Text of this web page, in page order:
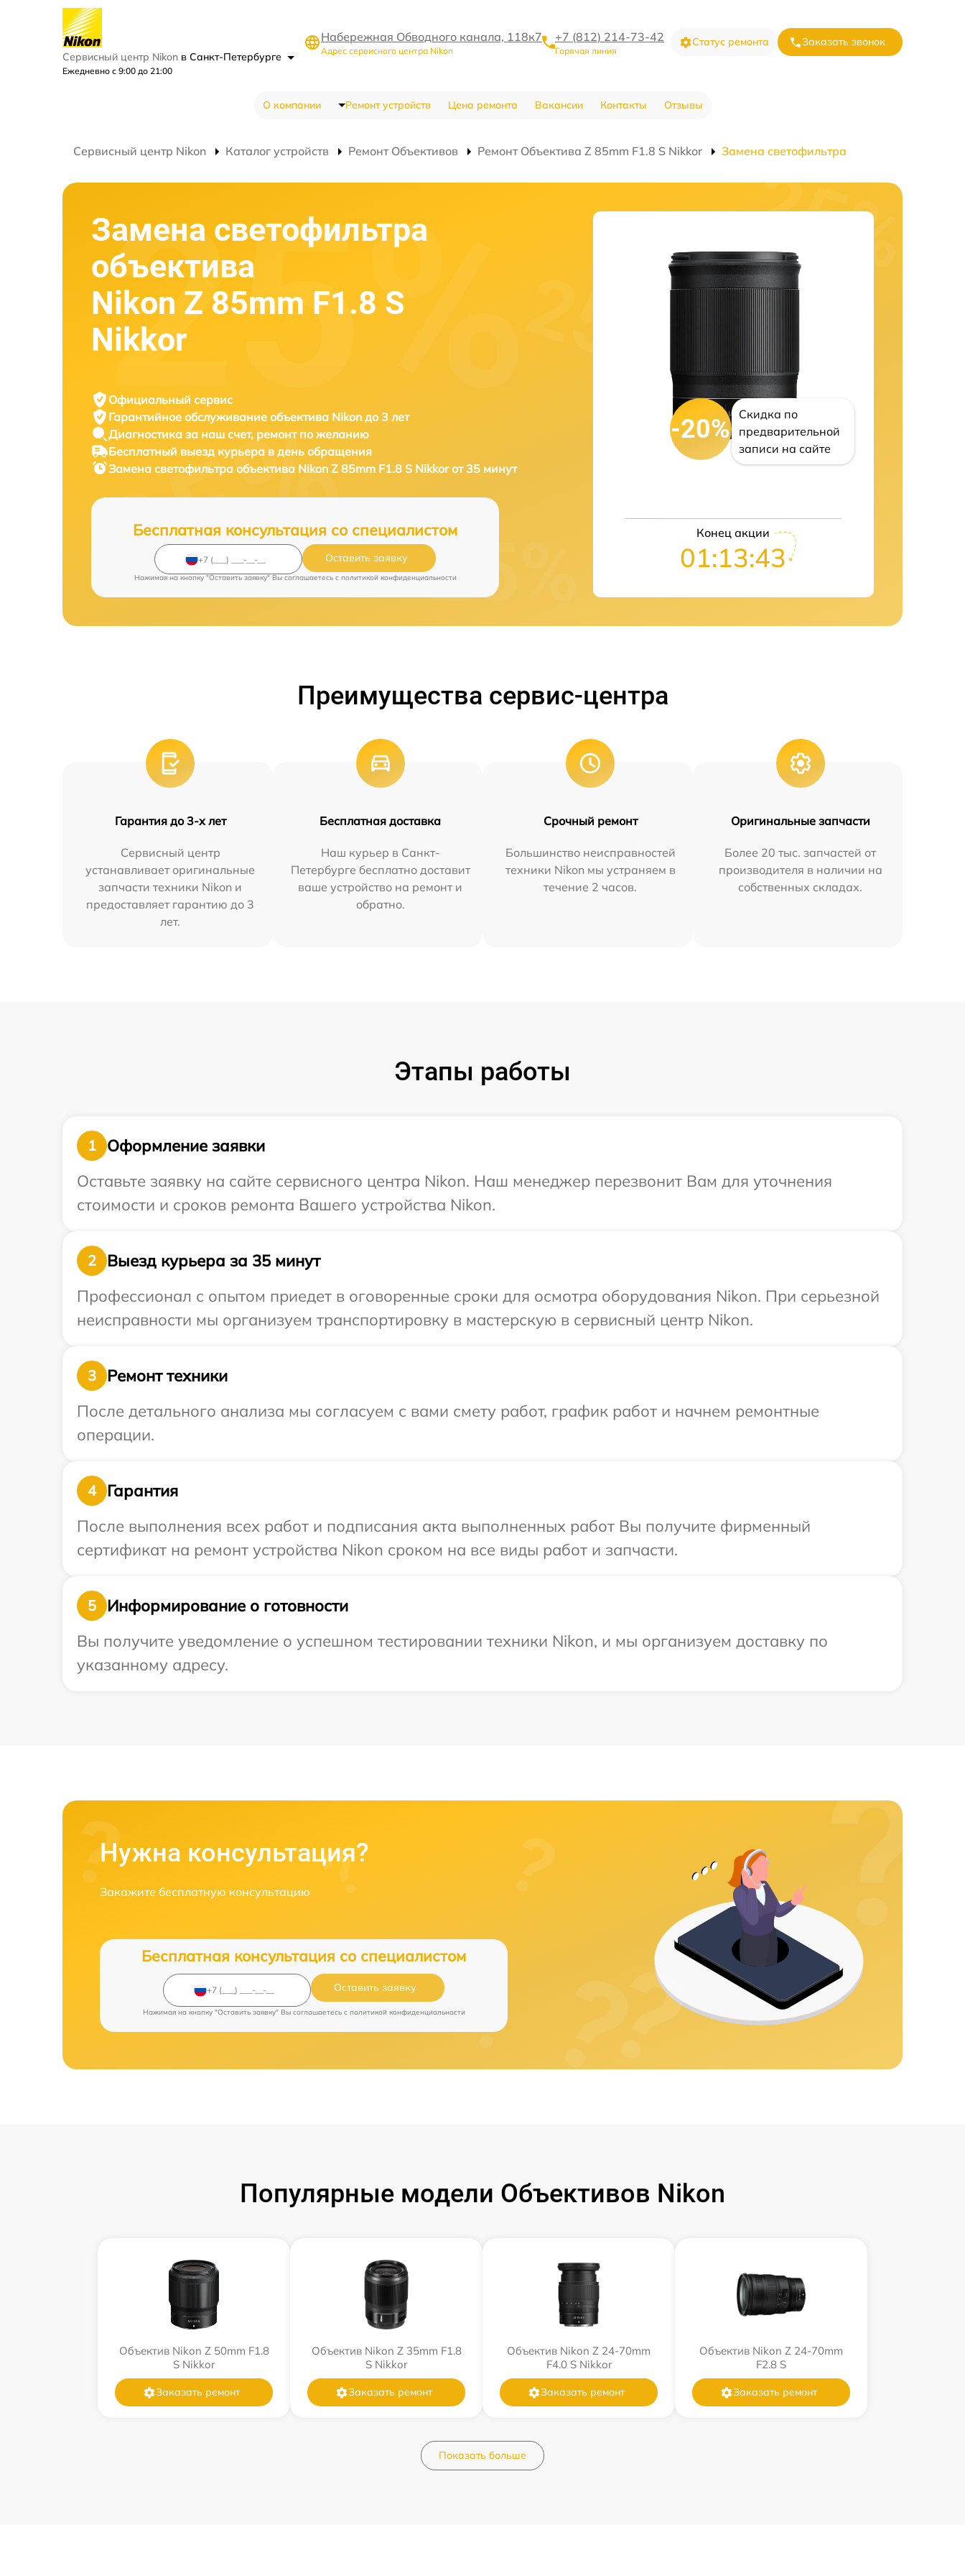
Сервисный центр Nikon в Санкт-Петербурге
Ежедневно с 9:00 до 21:00
Набережная Обводного канала, 118к7
Адрес сервисного центра Nikon
+7 (812) 214-73-42
Горячая линия
Статус ремонта Заказать звонок
О компании Ремонт устройств Цена ремонта Вакансии Контакты Отзывы
Сервисный центр Nikon Каталог устройств Ремонт Объективов Ремонт Объектива Z 85mm F1.8 S Nikkor Замена светофильтра
Замена светофильтра
объектива
Nikon Z 85mm F1.8 S
Nikkor
Официальный сервис
Гарантийное обслуживание объектива Nikon до 3 лет
Диагностика за наш счет, ремонт по желанию
Бесплатный выезд курьера в день обращения
Замена светофильтра объектива Nikon Z 85mm F1.8 S Nikkor от 35 минут
Бесплатная консультация со специалистом
Оставить заявку
Нажимая на кнопку "Оставить заявку" Вы соглашаетесь c политикой конфиденциальности
-20%
Скидка по
предварительной
записи на сайте
Конец акции
01:13:43
Преимущества сервис-центра
Гарантия до 3-х лет
Сервисный центр
устанавливает оригинальные
запчасти техники Nikon и
предоставляет гарантию до 3
лет.
Бесплатная доставка
Наш курьер в Санкт-
Петербурге бесплатно доставит
ваше устройство на ремонт и
обратно.
Срочный ремонт
Большинство неисправностей
техники Nikon мы устраняем в
течение 2 часов.
Оригинальные запчасти
Более 20 тыс. запчастей от
производителя в наличии на
собственных складах.
Этапы работы
1
Оформление заявки
Оставьте заявку на сайте сервисного центра Nikon. Наш менеджер перезвонит Вам для уточнения
стоимости и сроков ремонта Вашего устройства Nikon.
2
Выезд курьера за 35 минут
Профессионал с опытом приедет в оговоренные сроки для осмотра оборудования Nikon. При серьезной
неисправности мы организуем транспортировку в мастерскую в сервисный центр Nikon.
3
Ремонт техники
После детального анализа мы согласуем с вами смету работ, график работ и начнем ремонтные
операции.
4
Гарантия
После выполнения всех работ и подписания акта выполненных работ Вы получите фирменный
сертификат на ремонт устройства Nikon сроком на все виды работ и запчасти.
5
Информирование о готовности
Вы получите уведомление о успешном тестировании техники Nikon, и мы организуем доставку по
указанному адресу.
Нужна консультация?
Закажите бесплатную консультацию
Бесплатная консультация со специалистом
Оставить заявку
Нажимая на кнопку "Оставить заявку" Вы соглашаетесь c политикой конфиденциальности
Популярные модели Объективов Nikon
Объектив Nikon Z 50mm F1.8
S Nikkor
Заказать ремонт
Объектив Nikon Z 35mm F1.8
S Nikkor
Заказать ремонт
Объектив Nikon Z 24-70mm
F4.0 S Nikkor
Заказать ремонт
Объектив Nikon Z 24-70mm
F2.8 S
Заказать ремонт
Показать больше